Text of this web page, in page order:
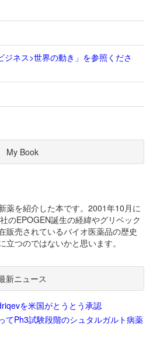
ジネス>世界の動き」を参照くださ
My Book
薬を紹介した本です。2001年10月に
のEPOGEN誕生の経緯やグリベック
販売されているバイオ医薬品の歴史
つのではないかと思います。
新ニュース
を米国がとうとう承認
てPh3試験段階のシュタルガルト病薬